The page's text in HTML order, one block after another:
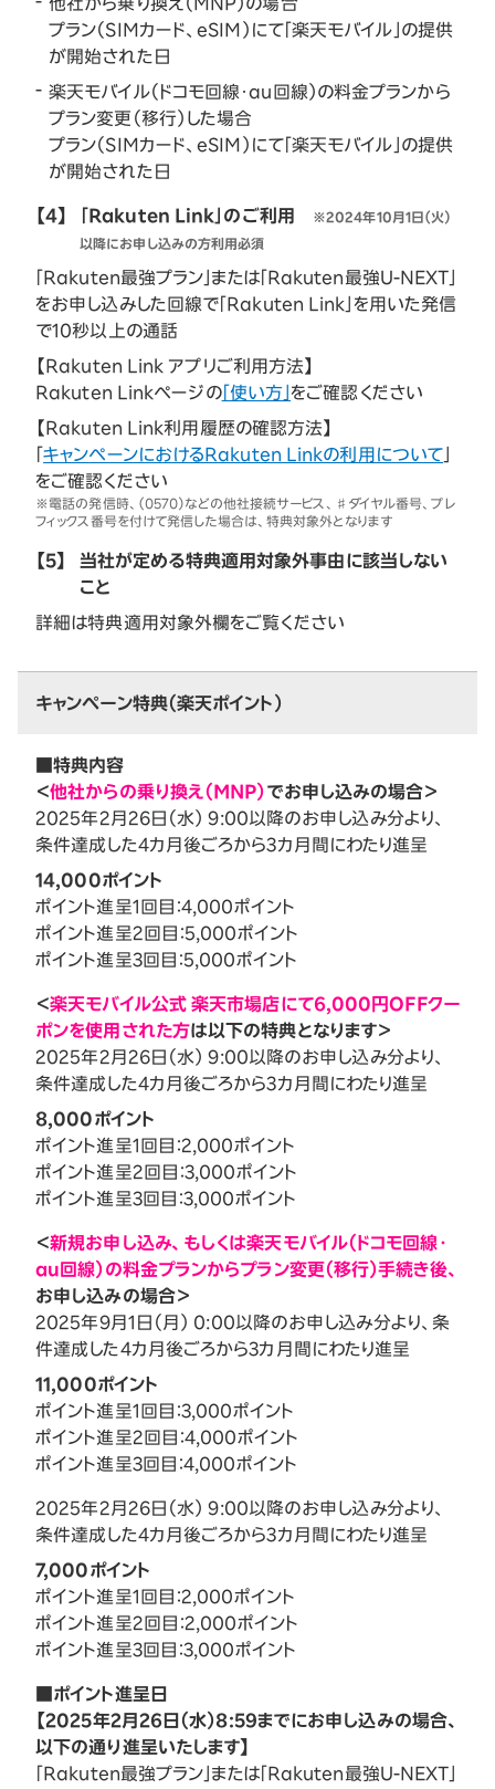
プラン（SIMカード、eSIM）にて「楽天モバイル」の提供
が開始された日
楽天モバイル（ドコモ回線・au回線）の料金プランから
プラン変更（移行）した場合
プラン（SIMカード、eSIM）にて「楽天モバイル」の提供
が開始された日
【4】 「Rakuten Link」のご利用
※2024年10月1日（火）
以降にお申し込みの方利用必須
「Rakuten最強プラン」または「Rakuten最強U-NEXT」
をお申し込みした回線で「Rakuten Link」を用いた発信
で10秒以上の通話
【Rakuten Link アプリご利用方法】
Rakuten Linkページの「使い方」 をご確認ください
【Rakuten Link利用履歴の確認方法】
「キャンペーンにおけるRakuten Linkの利用について
をご確認ください
※電話の発信時、（0570）などの他社接続サービス、♯ダイヤル番号、プレ
フィックス番号を付けて発信した場合は、特典対象外となります
【5】
当社が定める特典適用対象外事由に該当しない
こと
詳細は特典適用対象外欄をご覧ください
キャンペーン特典（楽天ポイント）
■特典内容
＜他社からの乗り換え（MNP）でお申し込みの場合＞
2025年2月26日（水） 9:00以降のお申し込み分より、
条件達成した4カ月後ごろから3カ月間にわたり進呈
14,000ポイント
ポイント進呈1回目：4,000ポイント
ポイント進呈2回目：5,000ポイント
ポイント進呈3回目：5,000ポイント
＜楽天モバイル公式 楽天市場店にて6,000円OFFクー
ポンを使用された方は以下の特典となります＞
2025年2月26日（水） 9:00以降のお申し込み分より、
条件達成した4カ月後ごろから3カ月間にわたり進呈
8,000ポイント
ポイント進呈1回目：2,000ポイント
ポイント進呈2回目：3,000ポイント
ポイント進呈3回目：3,000ポイント
＜新規お申し込み、もしくは楽天モバイル（ドコモ回線・
au回線）の料金プランからプラン変更（移行）手続き後、
お申し込みの場合＞
2025年9月1日（月） 0:00以降のお申し込み分より、条
件達成した4カ月後ごろから3カ月間にわたり進呈
11,000ポイント
ポイント進呈1回目：3,000ポイント
ポイント進呈2回目：4,000ポイント
ポイント進呈3回目：4,000ポイント
2025年2月26日（水） 9:00以降のお申し込み分より、
条件達成した4カ月後ごろから3カ月間にわたり進呈
7,000ポイント
ポイント進呈1回目：2,000ポイント
ポイント進呈2回目：2,000ポイント
ポイント進呈3回目：3,000ポイント
■ポイント進呈日
【2025年2月26日（水）8:59までにお申し込みの場合、
以下の通り進呈いたします】
「Rakuten最強プラン」または「Rakuten最強U-NEXT」